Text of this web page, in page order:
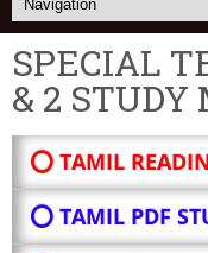
SPECIAL
& 2 STUDY
⭕ TAMIL
⭕ TAMIL PDF